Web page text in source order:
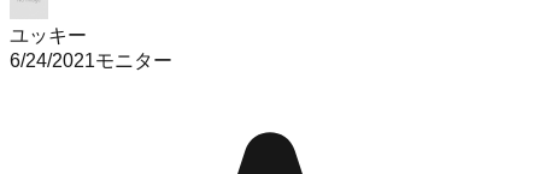
ユッキー
6/24/2021モニター